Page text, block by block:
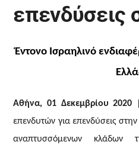
επενδύσεις
Έντονο Ισραηλινό
Αθήνα, 01 Δεκεμβρίου 2020
επενδυτών για επενδύσεις
αναπτυσσόμενων κλάδων